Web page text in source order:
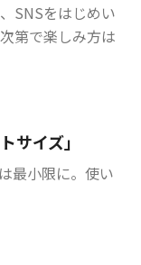
SNSをはじめい
第で楽しみ方は
サイズ」
最小限に。使い